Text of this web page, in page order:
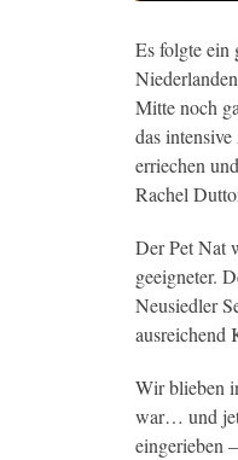
Es folgte ein
Mitte noch
das
erriechen
Rachel
Der Pet Nat
geeigneter.
Neusiedler
ausreichend
Wir blieben
war… und
eingerieben